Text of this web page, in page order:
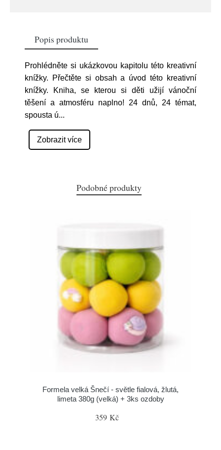
Popis produktu
Prohlédněte si ukázkovou kapitolu této kreativní
knížky. Přečtěte si obsah a úvod této kreativní
knížky. Kniha, se kterou si děti užijí vánoční
těšení a atmosféru naplno! 24 dnů, 24 témat,
spousta ú...
Zobrazit více
Podobné produkty
Formela velká Šnečí - světle fialová, žlutá,
limeta 380g (velká) + 3ks ozdoby
359 Kč